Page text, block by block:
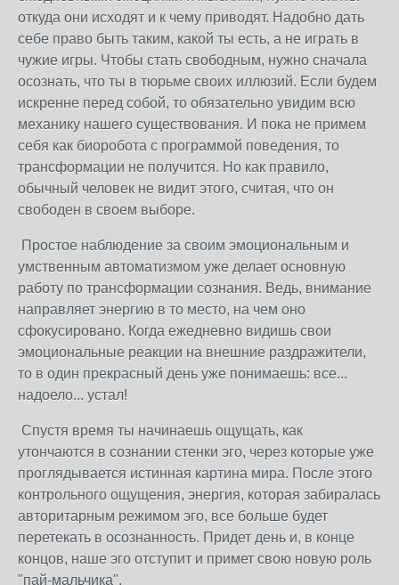
откуда они исходят и к чему приводят. Надобно дать
себе право быть таким, какой ты есть, а не играть в
чужие игры. Чтобы стать свободным, нужно сначала
осознать, что ты в тюрьме своих иллюзий. Если будем
искренне перед собой, то обязательно увидим всю
механику нашего существования. И пока не примем
себя как биоробота с программой поведения, то
трансформации не получится. Но как правило,
обычный человек не видит этого, считая, что он
свободен в своем выборе.
Простое наблюдение за своим эмоциональным и
умственным автоматизмом уже делает основную
работу по трансформации сознания. Ведь, внимание
направляет энергию в то место, на чем оно
сфокусировано. Когда ежедневно видишь свои
эмоциональные реакции на внешние раздражители,
то в один прекрасный день уже понимаешь: все...
надоело... устал!
Спустя время ты начинаешь ощущать, как
утончаются в сознании стенки эго, через которые уже
проглядывается истинная картина мира. После этого
контрольного ощущения, энергия, которая забиралась
авторитарным режимом эго, все больше будет
перетекать в осознанность. Придет день и, в конце
концов, наше эго отступит и примет свою новую роль
"пай-мальчика".